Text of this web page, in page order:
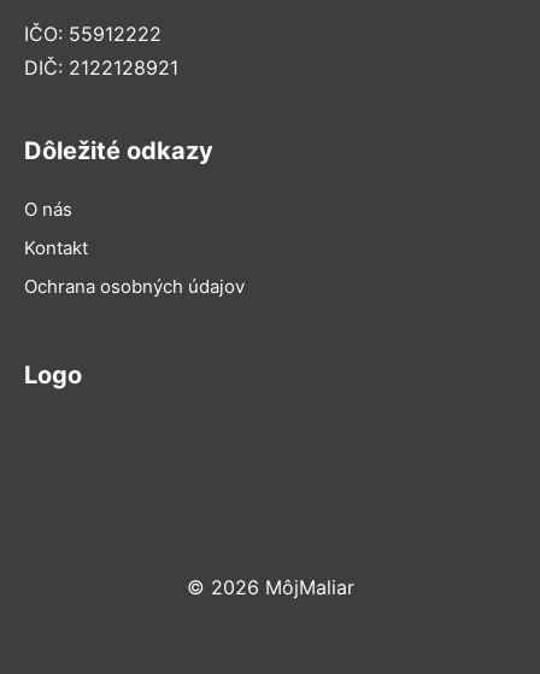
IČO: 55912222
DIČ: 2122128921
Dôležité odkazy
O nás
Kontakt
Ochrana osobných údajov
Logo
© 2026 MôjMaliar